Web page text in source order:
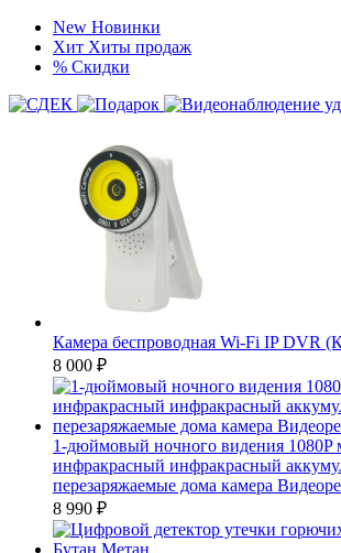
New Новинки
Хит Хиты продаж
% Скидки
Камера беспроводная Wi-Fi IP DVR
8 000 ₽
1-дюймовый ночного видения 1080P
инфракрасный инфракрасный
перезаряжаемые дома камера
8 990 ₽